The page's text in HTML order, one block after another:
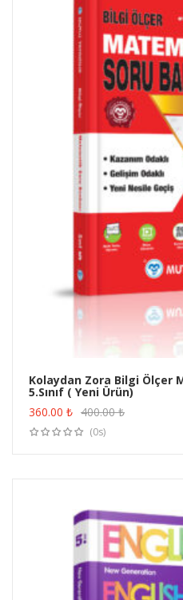
Kolaydan Zora Bilgi Ölçer
5.Sınıf ( Yeni Ürün)
360.00 ₺ 400.00₺
(0s)